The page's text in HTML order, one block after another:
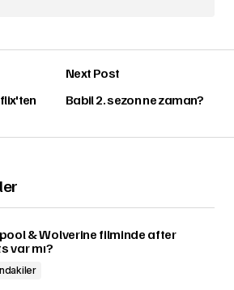
Next Post
Babil 2. sezon ne zaman?
& Wolverine filminde after
var mı?